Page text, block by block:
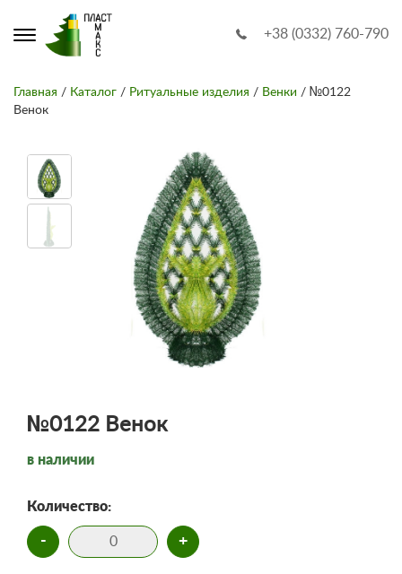
+38 (0332) 760-790
Главная / Каталог / Ритуальные изделия / Венки / №0122
Венок
№0122 Венок
в наличии
Количество:
- +